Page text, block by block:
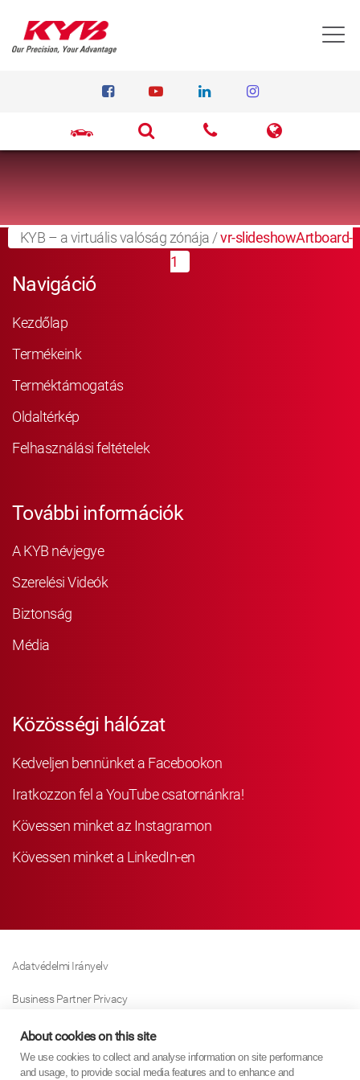
KYB – a virtuális valóság zónája /vr-slideshowArtboard-
1
Navigáció
Kezdőlap
Termékeink
Terméktámogatás
Oldaltérkép
Felhasználási feltételek
További információk
A KYB névjegye
Szerelési Videók
Biztonság
Média
Közösségi hálózat
Kedveljen bennünket a Facebookon
Iratkozzon fel a YouTube csatornánkra!
Kövessen minket az Instagramon
Kövessen minket a LinkedIn-en
Adatvédelmi Irányelv
Business Partner Privacy
Sütikre Vonatkozó Irányelv
Modern Slavery Act Policy
About cookies on this site
We use cookies to collect and analyse information on site performance
and usage, to provide social media features and to enhance and